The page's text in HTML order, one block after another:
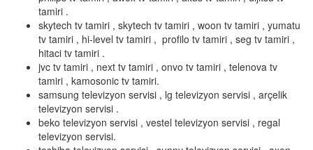
tamiri .
skytech tv tamiri , skytech tv tamiri , woon tv tamiri , yumatu
tv tamiri , hi-level tv tamiri , profilo tv tamiri , seg tv tamiri ,
hitaci tv tamiri .
jvc tv tamiri , next tv tamiri , onvo tv tamiri , telenova tv
tamiri , kamosonic tv tamiri.
samsung televizyon servisi , lg televizyon servisi , arçelik
televizyon servisi .
beko televizyon servisi , vestel televizyon servisi , regal
televizyon servisi.